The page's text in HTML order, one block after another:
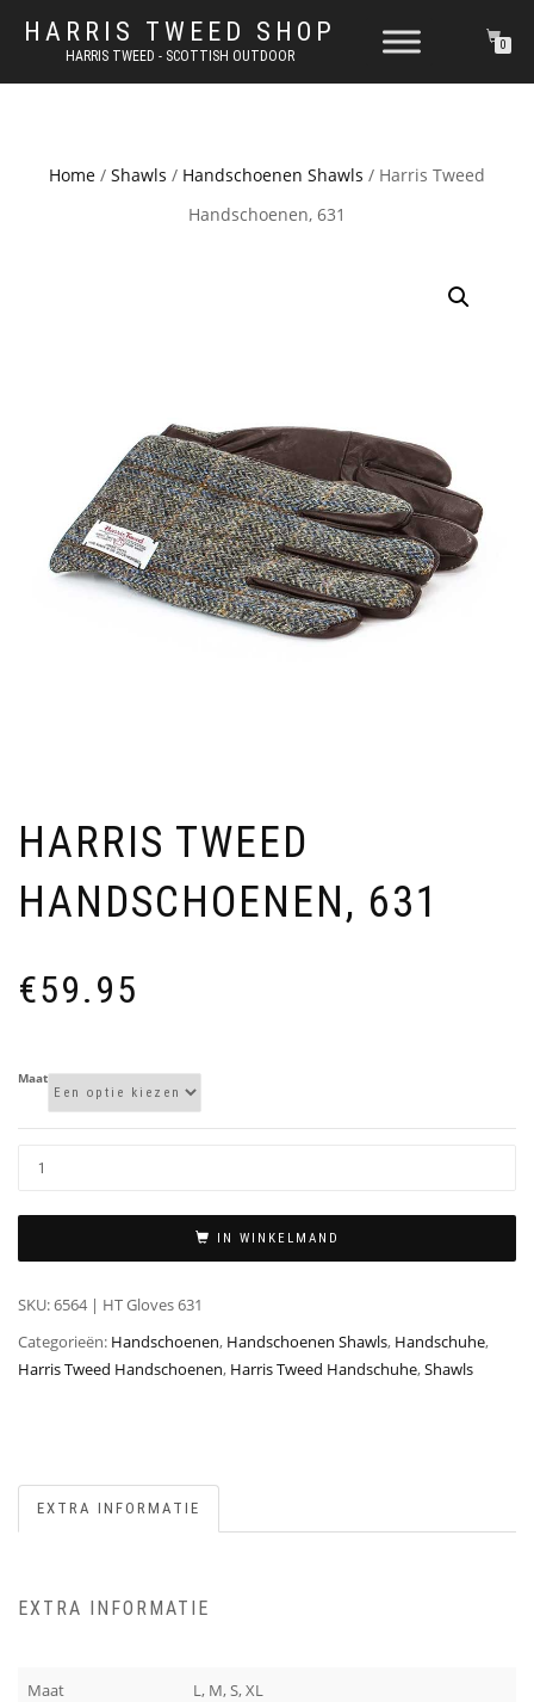
HARRIS TWEED SHOP
HARRIS TWEED - SCOTTISH OUTDOOR
0
Home / Shawls / Handschoenen Shawls / Harris Tweed
Handschoenen, 631
HARRIS TWEED
HANDSCHOENEN, 631
€59.95
Maat
IN WINKELMAND
SKU:6564 | HT Gloves 631
Categorieën: Handschoenen, Handschoenen Shawls, Handschuhe,
Harris Tweed Handschoenen, Harris Tweed Handschuhe,Shawls
EXTRA INFORMATIE
EXTRA INFORMATIE
Maat L, M, S, XL